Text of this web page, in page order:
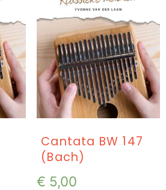
Cantata BW 147
(Bach)
€ 5,00